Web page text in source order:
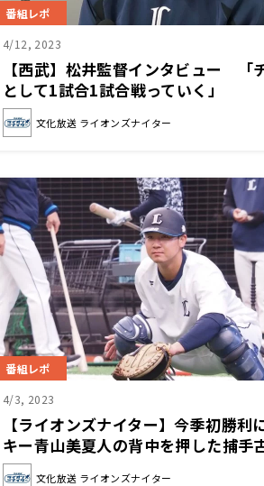
番組レポ
4/12, 2023
【西武】松井監督インタビュー 「
として1試合1試合戦っていく」
文化放送 ライオンズナイター
番組レポ
4/3, 2023
【ライオンズナイター】今季初勝利
キー青山美夏人の背中を押した捕手
悠斗の一言とは
文化放送 ライオンズナイター